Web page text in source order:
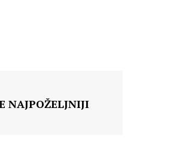
NAJPOŽELJNIJI